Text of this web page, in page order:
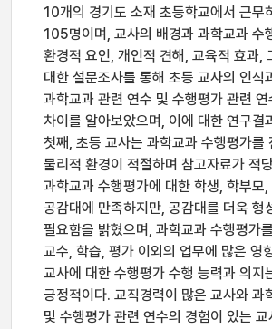
10개의 경기도 소재 초등학교에서 근무
105명이며, 교사의 배경과 과학교과 수
환경적 요인, 개인적 견해, 교육적 효과,
대한 설문조사를 통해 초등 교사의 인식
과학교과 관련 연수 및 수행평가 관련
차이를 알아보았으며, 이에 대한 연구결
첫째, 초등 교사는 과학교과 수행평가를
물리적 환경이 적절하며 참고자료가 적
과학교과 수행평가에 대한 학생, 학부모,
공감대에 만족하지만, 공감대를 더욱 형
필요함을 밝혔으며, 과학교과 수행평가
교수, 학습, 평가 이외의 업무에 많은 영
교사에 대한 수행평가 수행 능력과 의지
긍정적이다. 교직경력이 많은 교사와 과
및 수행평가 관련 연수의 경험이 있는 교